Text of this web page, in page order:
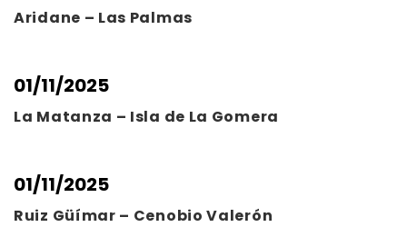
Aridane – Las Palmas
01/11/2025
La Matanza – Isla de La Gomera
01/11/2025
Ruiz Güímar – Cenobio Valerón